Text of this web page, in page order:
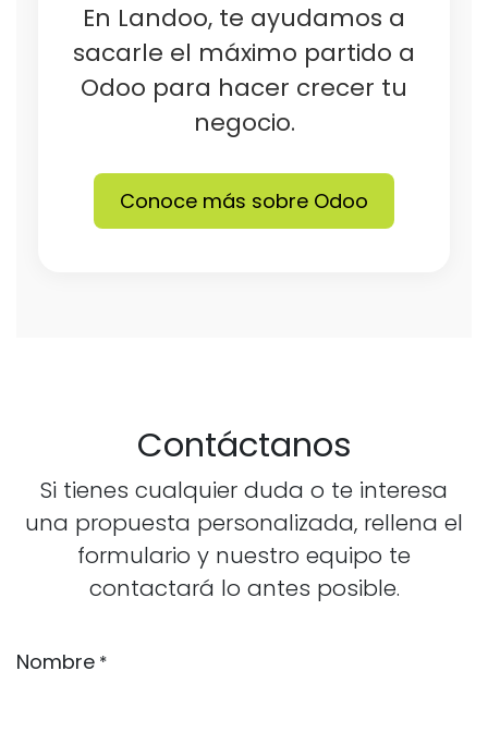
En Landoo, te ayudamos a
sacarle el máximo partido a
Odoo para hacer crecer tu
negocio.
Conoce más sobre Odoo
Contáctanos
Si tienes cualquier duda o te interesa
una propuesta personalizada, rellena el
formulario y nuestro equipo te
contactará lo antes posible.
Nombre *